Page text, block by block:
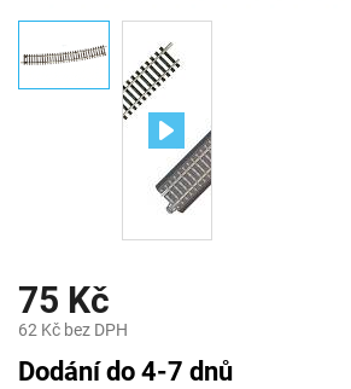
75 Kč
62 Kč bez DPH
Měrná
cena:
Dodání do 4-7 dnů